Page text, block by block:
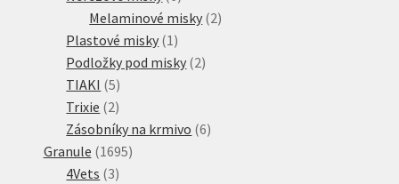
produktů
Melaminové misky 22
Plastové misky 11
produkt
Podložky pod misky 22
TIAKI 55
produktů
Trixie 22
produkty
Zásobníky na krmivo 66
Granule 16951695
4Vets 33